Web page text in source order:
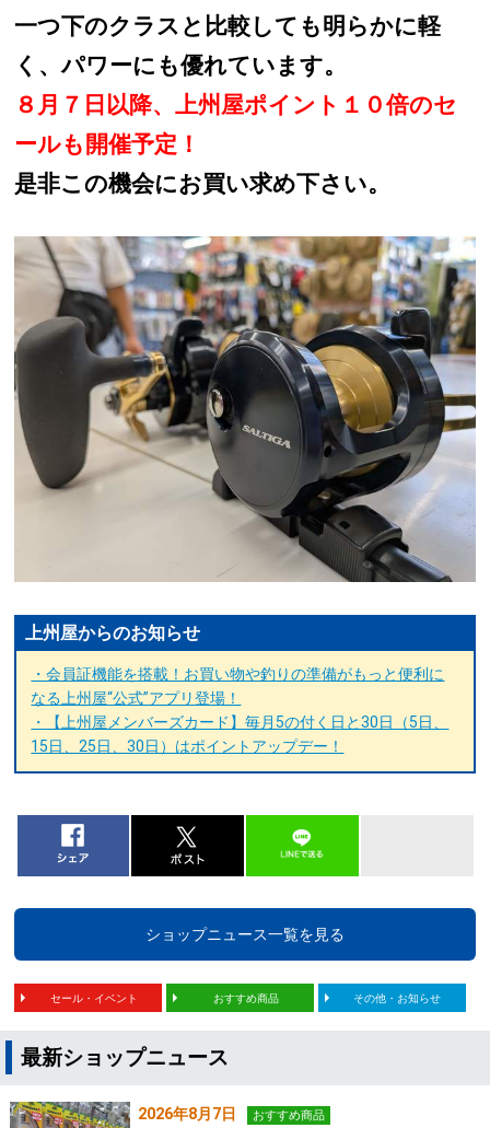
一つ下のクラスと比較しても明らかに軽
く、パワーにも優れています。
８月７日以降、上州屋ポイント１０倍のセ
ールも開催予定！
是非この機会にお買い求め下さい。
上州屋からのお知らせ
・会員証機能を搭載！お買い物や釣りの準備がもっと便利に
なる上州屋“公式”アプリ登場！
・【上州屋メンバーズカード】毎月5の付く日と30日（5日、
15日、25日、30日）はポイントアップデー！
ショップニュース一覧を見る
セール・イベント おすすめ商品 その他・お知らせ
最新ショップニュース
2026年8月7日 おすすめ商品